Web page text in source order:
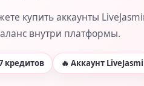
купить аккаунты
внутри платформы.
кредитов 🔥 Аккаунт